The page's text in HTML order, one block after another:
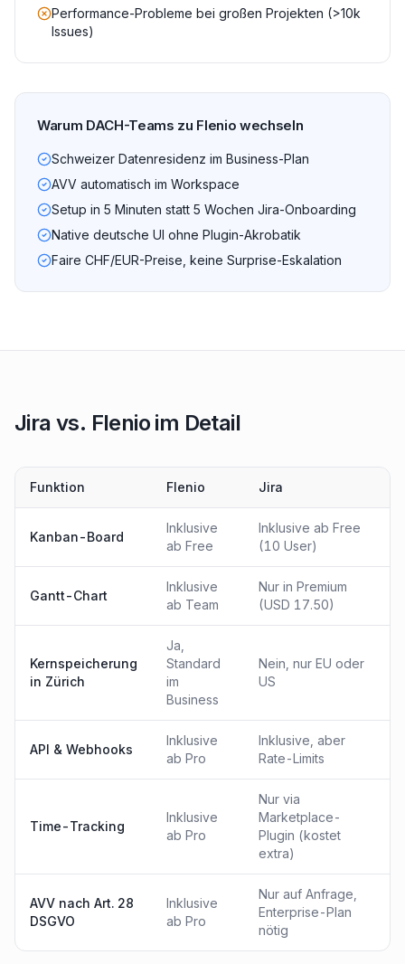
Performance-Probleme bei großen Projekten (>10k
Issues)
Warum DACH-Teams zu Flenio wechseln
Schweizer Datenresidenz im Business-Plan
AVV automatisch im Workspace
Setup in 5 Minuten statt 5 Wochen Jira-Onboarding
Native deutsche UI ohne Plugin-Akrobatik
Faire CHF/EUR-Preise, keine Surprise-Eskalation
Jira vs. Flenio im Detail
Funktion Flenio Jira
Kanban-Board
Inklusive
ab Free
Inklusive ab Free
(10 User)
Gantt-Chart
Inklusive
ab Team
Nur in Premium
(USD 17.50)
Kernspeicherung
in Zürich
Ja,
Standard
im
Business
Nein, nur EU oder
US
API & Webhooks
Inklusive
ab Pro
Inklusive, aber
Rate-Limits
Time-Tracking
Inklusive
ab Pro
Nur via
Marketplace-
Plugin (kostet
extra)
AVV nach Art. 28
DSGVO
Inklusive
ab Pro
Nur auf Anfrage,
Enterprise-Plan
nötig